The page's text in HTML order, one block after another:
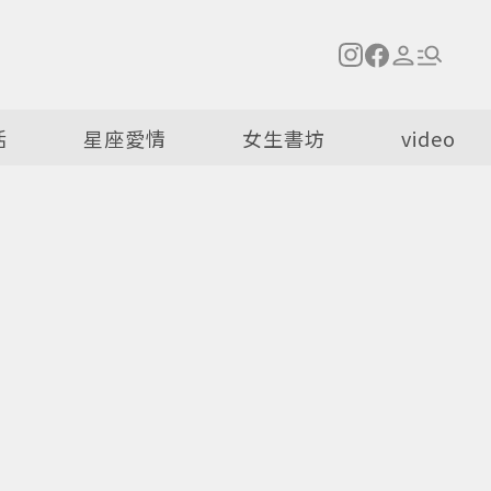
星座愛情 女生書坊 video